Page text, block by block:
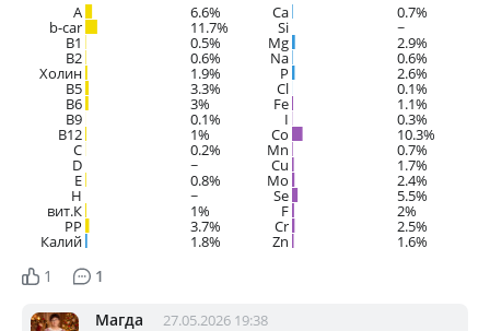
A
6.6%
b-car 11.7%
В1 0.5%
B2 0.6%
Холин 1.9%
B5 3.3%
B6 3%
B9 0.1%
B12 1%
C 0.2%
D ~
E 0.8%
H ~
вит.К 1%
PP 3.7%
Калий 1.8%
Ca 0.7%
Si ~
Mg 2.9%
Na 0.6%
P 2.6%
Cl 0.1%
Fe 1.1%
I 0.3%
Co 10.3%
Mn 0.7%
Cu 1.7%
Mo 2.4%
Se 5.5%
F 2%
Cr 2.5%
Zn 1.6%
1 1
Магда 27.05.2026 19:38